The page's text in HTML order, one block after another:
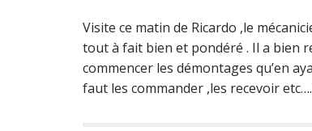
Visite ce matin de Ricardo ,le
tout à fait bien et pondéré . Il a bien
commencer les démontages qu’en
faut les commander ,les recevoir